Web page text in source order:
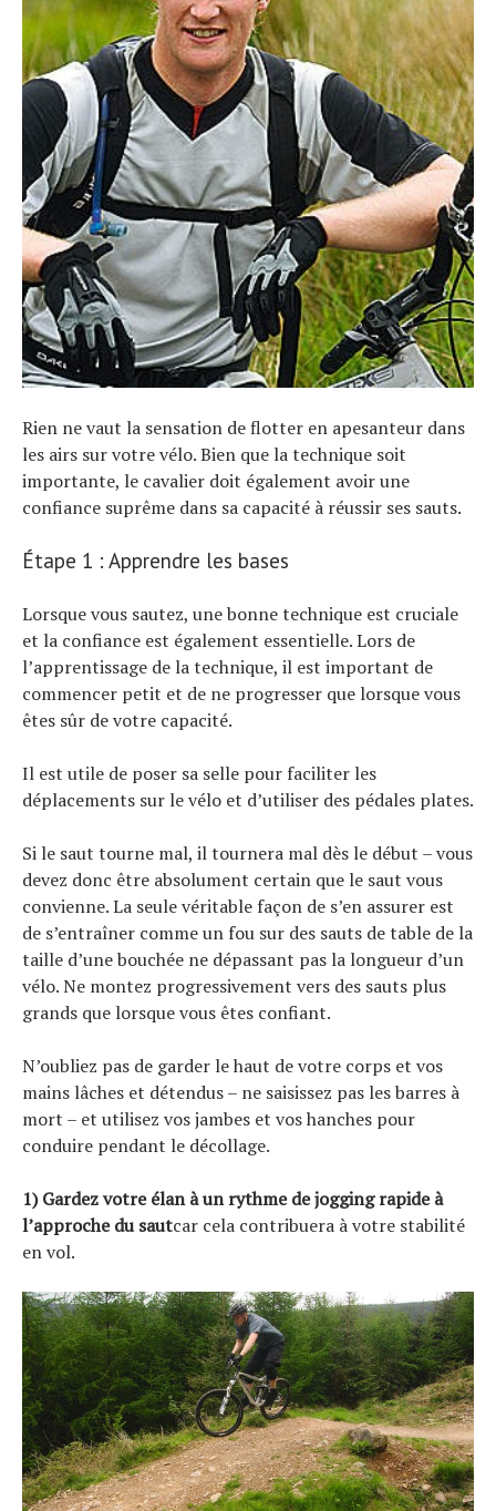
Rien ne vaut la sensation de flotter en apesanteur dans
les airs sur votre vélo. Bien que la technique soit
importante, le cavalier doit également avoir une
confiance suprême dans sa capacité à réussir ses sauts.
Étape 1 : Apprendre les bases
Lorsque vous sautez, une bonne technique est cruciale
et la confiance est également essentielle. Lors de
l’apprentissage de la technique, il est important de
commencer petit et de ne progresser que lorsque vous
êtes sûr de votre capacité.
Il est utile de poser sa selle pour faciliter les
déplacements sur le vélo et d’utiliser des pédales plates.
Si le saut tourne mal, il tournera mal dès le début – vous
devez donc être absolument certain que le saut vous
convienne. La seule véritable façon de s’en assurer est
de s’entraîner comme un fou sur des sauts de table de la
taille d’une bouchée ne dépassant pas la longueur d’un
vélo. Ne montez progressivement vers des sauts plus
grands que lorsque vous êtes confiant.
N’oubliez pas de garder le haut de votre corps et vos
mains lâches et détendus – ne saisissez pas les barres à
mort – et utilisez vos jambes et vos hanches pour
conduire pendant le décollage.
1) Gardez votre élan à un rythme de jogging rapide à
l’approche du sautcar cela contribuera à votre stabilité
en vol.